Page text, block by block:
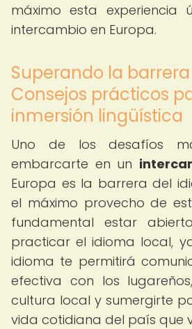
máximo esta experiencia
intercambio en Europa.
Superando la
Consejos prácticos
inmersión lingüística
Uno de los desafíos
embarcarte en un
Europa es la barrera del
el máximo provecho de
fundamental estar
practicar el idioma local,
idioma te permitirá
efectiva con los
cultura local y sumergirte
vida cotidiana del país que